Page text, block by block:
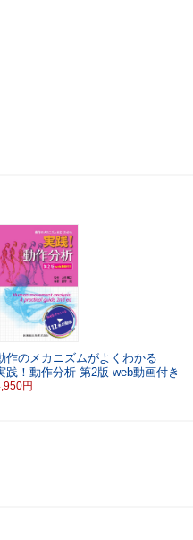
作のメカニズムがよくわかる
践！動作分析 第2版 web動画付き
円